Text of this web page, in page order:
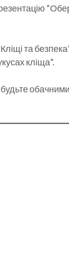
та
кліща”.